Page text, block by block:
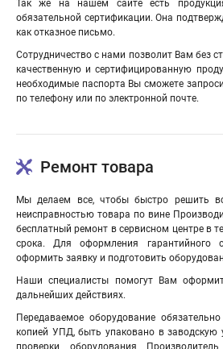
Так же на нашем сайте есть
обязательной сертификации. Она
как отказное письмо.
Сотрудничество с нами позволит Вам без
качественную и сертифицированную
необходимые паспорта Вы сможете
по телефону или по электронной почте.
Ремонт товара
Мы делаем все, чтобы быстро решить
неисправностью товара по вине
бесплатный ремонт в сервисном центре в
срока. Для оформления гарантийного
оформить заявку и подготовить
Наши специалисты помогут Вам
дальнейших действиях.
Передаваемое оборудование
копией УПД, быть упаковано в заводскую
проверки оборудования